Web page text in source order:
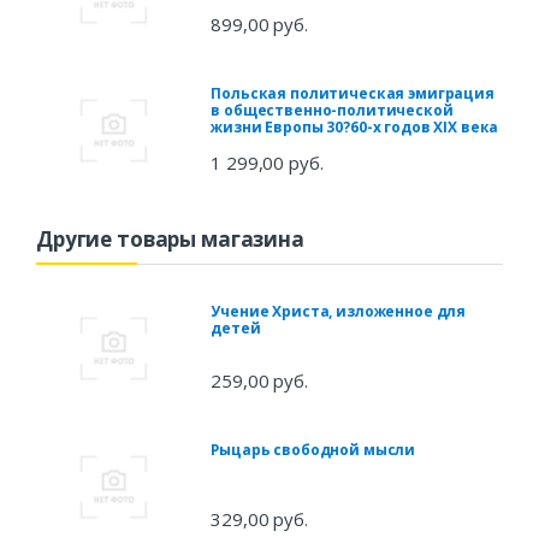
899,00 руб.
Польская политическая эмиграция
в общественно-политической
жизни Европы 30?60-х годов XIX века
1 299,00 руб.
Другие товары магазина
Учение Христа, изложенное для
детей
259,00 руб.
Рыцарь свободной мысли
329,00 руб.